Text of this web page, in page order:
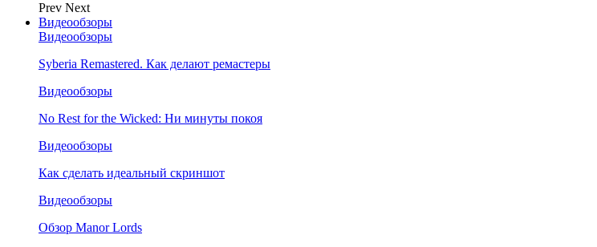
Prev Next
Видеообзоры
Видеообзоры
Syberia Remastered. Как делают ремастеры
Видеообзоры
No Rest for the Wicked: Ни минуты покоя
Видеообзоры
Как сделать идеальный скриншот
Видеообзоры
Обзор Manor Lords